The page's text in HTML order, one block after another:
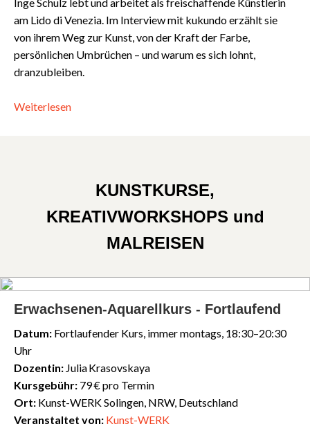
am Lido di Venezia. Im Interview mit kukundo erzählt sie
von ihrem Weg zur Kunst, von der Kraft der Farbe,
persönlichen Umbrüchen – und warum es sich lohnt,
dranzubleiben.
Weiterlesen
KUNSTKURSE,
KREATIVWORKSHOPS und
MALREISEN
Erwachsenen-Aquarellkurs - Fortlaufend
Datum: Fortlaufender Kurs, immer montags, 18:30–20:30
Uhr
Dozentin: Julia Krasovskaya
Kursgebühr: 79 € pro Termin
Ort: Kunst-WERK Solingen, NRW, Deutschland
Veranstaltet von: Kunst-WERK